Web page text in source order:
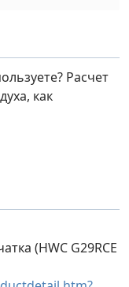
Расчет
как
(HWC G29RCE